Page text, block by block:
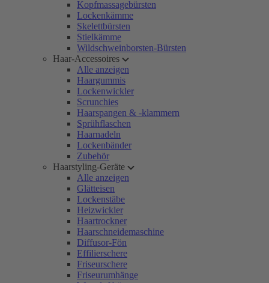
Kopfmassagebürsten
Lockenkämme
Skelettbürsten
Stielkämme
Wildschweinborsten-Bürsten
Haar-Accessoires
Alle anzeigen
Haargummis
Lockenwickler
Scrunchies
Haarspangen & -klammern
Sprühflaschen
Haarnadeln
Lockenbänder
Zubehör
Haarstyling-Geräte
Alle anzeigen
Glätteisen
Lockenstäbe
Heizwickler
Haartrockner
Haarschneidemaschine
Diffusor-Fön
Effilierschere
Friseurschere
Friseurumhänge